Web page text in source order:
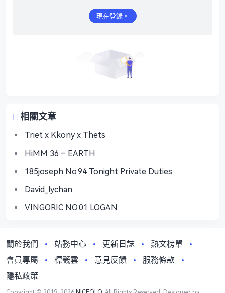
現在登錄。
相關文章
Triet x Kkony x Thets
HiMM 36 – EARTH
185joseph No.94 Tonight Private Duties
David_lychan
VINGORIC NO.01 LOGAN
關於我們 站務中心 更新日誌
熱文榜單
會員專屬
標籤雲 意見反饋
服務條款
隱私政策